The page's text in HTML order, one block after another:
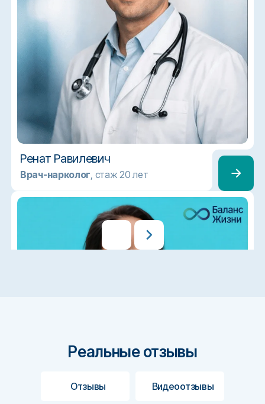
Все врачи
Ренат Равилевич
Врач-нарколог , стаж 20 лет
Отзывы Видеоотзывы
Реальные отзывы